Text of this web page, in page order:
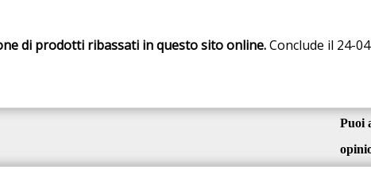
di prodotti ribassati in questo sito online.Conclude il 24-
Puoi